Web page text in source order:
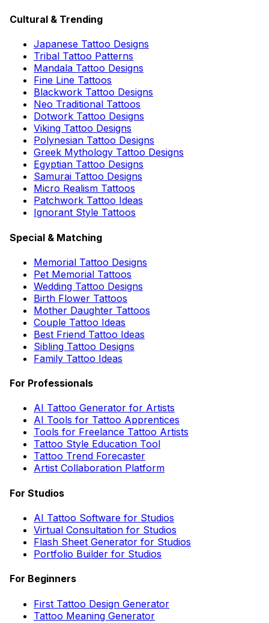
Cultural & Trending
Japanese Tattoo Designs
Tribal Tattoo Patterns
Mandala Tattoo Designs
Fine Line Tattoos
Blackwork Tattoo Designs
Neo Traditional Tattoos
Dotwork Tattoo Designs
Viking Tattoo Designs
Polynesian Tattoo Designs
Greek Mythology Tattoo Designs
Egyptian Tattoo Designs
Samurai Tattoo Designs
Micro Realism Tattoos
Patchwork Tattoo Ideas
Ignorant Style Tattoos
Special & Matching
Memorial Tattoo Designs
Pet Memorial Tattoos
Wedding Tattoo Designs
Birth Flower Tattoos
Mother Daughter Tattoos
Couple Tattoo Ideas
Best Friend Tattoo Ideas
Sibling Tattoo Designs
Family Tattoo Ideas
For Professionals
AI Tattoo Generator for Artists
AI Tools for Tattoo Apprentices
Tools for Freelance Tattoo Artists
Tattoo Style Education Tool
Tattoo Trend Forecaster
Artist Collaboration Platform
For Studios
AI Tattoo Software for Studios
Virtual Consultation for Studios
Flash Sheet Generator for Studios
Portfolio Builder for Studios
For Beginners
First Tattoo Design Generator
Tattoo Meaning Generator